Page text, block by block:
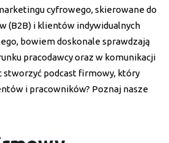
cyfrowego, skierowane do
(B2B) i klientów indywidualnych
bowiem doskonale sprawdzają
pracodawcy oraz w komunikacji
stworzyć podcast firmowy, który
i pracowników? Poznaj nasze